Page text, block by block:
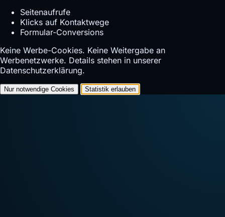
Seitenaufrufe
Klicks auf Kontaktwege
Formular-Conversions
Keine Werbe-Cookies. Keine Weitergabe an
Werbenetzwerke. Details stehen in unserer
Datenschutzerklärung.
Nur notwendige Cookies Statistik erlauben